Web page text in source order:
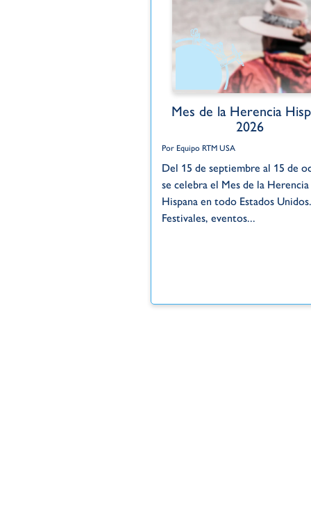
Mes de la Herencia
2026
Por Equipo RTM USA
Del 15 de septiembre al 15 de
se celebra el Mes de la Herencia
Hispana en todo Estados Unidos.
Festivales, eventos...